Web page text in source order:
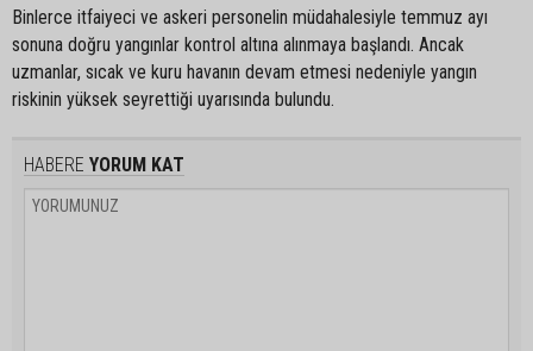
Binlerce itfaiyeci ve askeri personelin müdahalesiyle temmuz ayı
sonuna doğru yangınlar kontrol altına alınmaya başlandı. Ancak
uzmanlar, sıcak ve kuru havanın devam etmesi nedeniyle yangın
riskinin yüksek seyrettiği uyarısında bulundu.
HABERE YORUM KAT